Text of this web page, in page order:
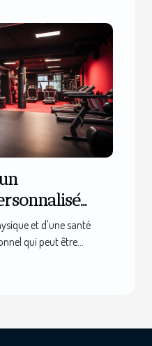
sport à Lille
et d'une santé
qui peut être...